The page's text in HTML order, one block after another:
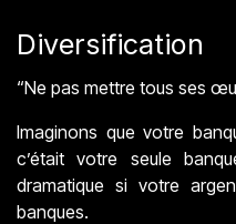
Diversification
“Ne pas mettre tous ses
Imaginons que votre
c’était votre seule
dramatique si votre
banques.